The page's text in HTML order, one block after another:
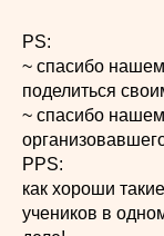
PS:
~ спасибо
поделиться
~ спасибо
PPS:
как хороши
учеников в